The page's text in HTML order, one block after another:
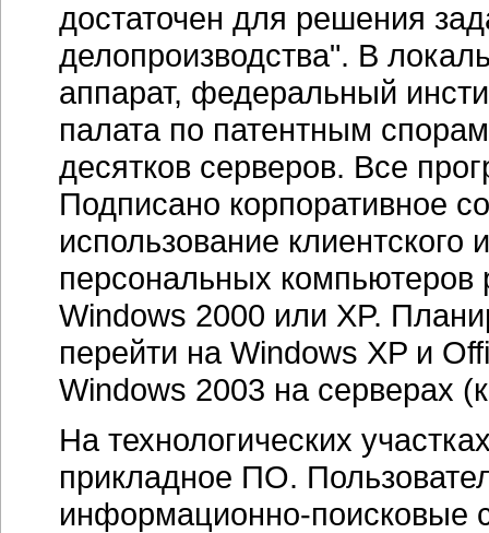
достаточен для решения
делопроизводства". В
аппарат, федеральный
палата по патентным
десятков серверов. Все
Подписано корпоративное
использование
персональных компьютеров
Windows 2000 или XP.
перейти на Windows XP и
Windows 2003 на серверах
На технологических
прикладное ПО.
информационно-поисковые